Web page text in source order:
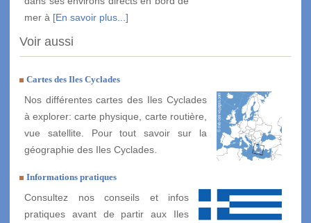
mer à [En savoir plus...]
Voir aussi
Cartes des Iles Cyclades
Nos différentes cartes des Iles Cyclades
à explorer: carte physique, carte routière,
vue satellite. Pour tout savoir sur la
géographie des Iles Cyclades.
Informations pratiques
Consultez nos conseils et infos
pratiques avant de partir aux Iles